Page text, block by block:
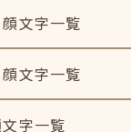
文字一覧
文字一覧
字一覧